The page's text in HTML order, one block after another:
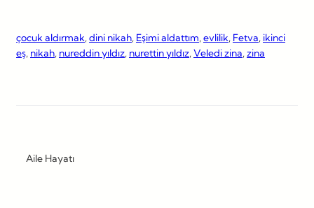
çocuk aldırmak, dini nikah, Eşimi aldattım, evlilik, Fetva, ikinci
eş, nikah, nureddin yıldız, nurettin yıldız, Veledi zina, zina
Aile Hayatı